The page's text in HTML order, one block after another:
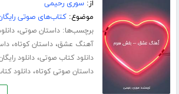
از:سوری رحیمی
موضوع:کتاب‌های صوتی
برچسب‌ها:داستان صوتی،
آهنگ عشق،داستان کوتاه،
دانلود کتاب صوتی،دانلود
داستان صوتی کوتاه،دانلود